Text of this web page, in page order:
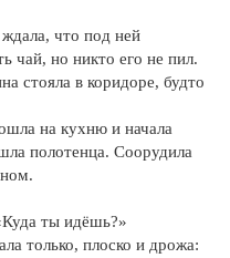
что под ней
чай, но никто его не пил.
стояла в коридоре, будто
на кухню и начала
полотенца. Соорудила
ты идёшь?»
только, плоско и дрожа: